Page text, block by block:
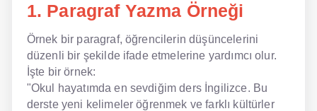
İngilizce Kursu
NLP İngilizce
Offline İngilizce
Online İngilizce
1. Paragraf Yazma Örneği
Örnek bir paragraf, öğrencilerin düşüncelerini
düzenli bir şekilde ifade etmelerine yardımcı olur.
İşte bir örnek:
"Okul hayatımda en sevdiğim ders İngilizce. Bu
derste yeni kelimeler öğrenmek ve farklı kültürler